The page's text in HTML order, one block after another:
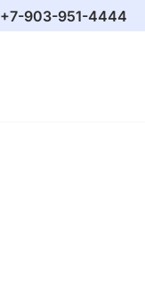
+7-903-951-4444